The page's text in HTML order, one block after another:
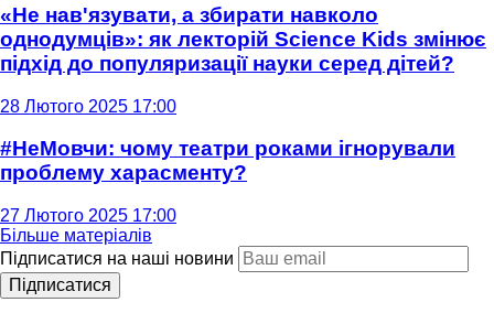
«Не нав'язувати, а збирати навколо
однодумців»: як лекторій Science Kids змінює
підхід до популяризації науки серед дітей?
28 Лютого 2025 17:00
#НеМовчи: чому театри роками ігнорували
проблему харасменту?
27 Лютого 2025 17:00
Більше матеріалів
Підписатися на наші новини
Підписатися